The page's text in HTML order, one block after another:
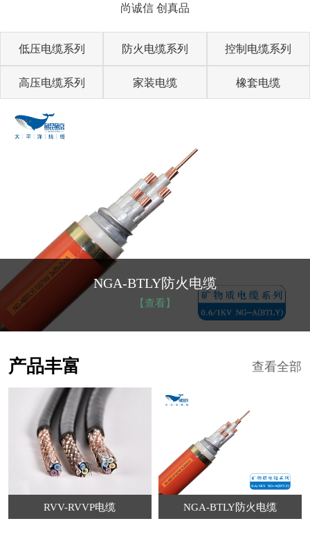
尚诚信 创真品
低压电缆系列 防火电缆系列 控制电缆系列
高压电缆系列 家装电缆 橡套电缆
NGA-BTLY防火电缆
【查看】
查看全部
产品丰富
RVV-RVVP电缆 NGA-BTLY防火电缆